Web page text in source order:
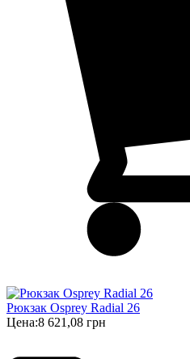
Рюкзак Osprey Radial 26
Цена:8 621,08 грн